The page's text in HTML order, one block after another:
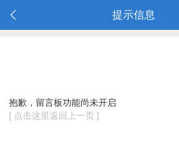
提示信息
抱歉，留言板功能尚未开启
[ 点击这里返回上一页 ]